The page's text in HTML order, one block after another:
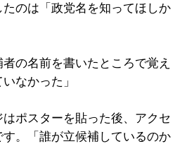
のは「政党名を知ってほしか
の名前を書いたところで覚え
なかった」
ポスターを貼った後、アクセ
。「誰が立候補しているのか